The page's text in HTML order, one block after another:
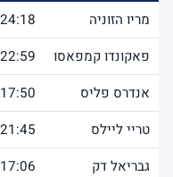
מריו הזוניה
24:18
פאקונדו קמפאסו
22:59
אנדרס פליס
17:50
טריי ליילס
21:45
גבריאל דק
17:06